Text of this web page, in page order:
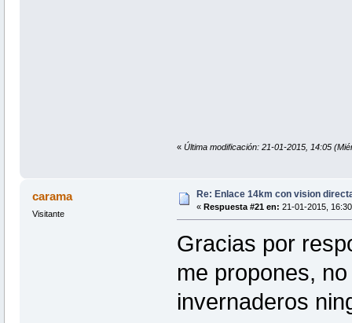
« Última modificación: 21-01-2015, 14:05
carama
Visitante
Re: Enlace 14km con vision
« Respuesta #21 en: 21-01-2015,
Gracias por
me propones,
invernaderos